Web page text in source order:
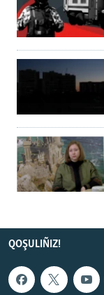
QOŞULIÑIZ!